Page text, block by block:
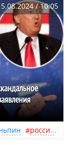
/ 10:05
россия